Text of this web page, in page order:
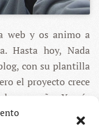
web y os animo a
Hasta hoy, Nada
con su plantilla
el proyecto crece
pequeño. Y más
gallos estamos
Os doy una pista: